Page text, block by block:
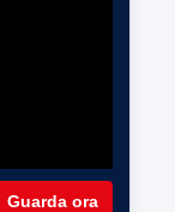
Guarda ora